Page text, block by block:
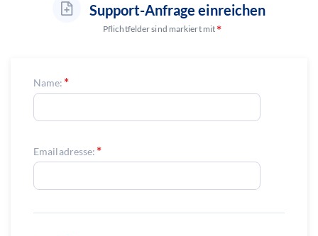
Support-Anfrage einreichen
Pflichtfelder sind markiert mit
Name:
Emailadresse: